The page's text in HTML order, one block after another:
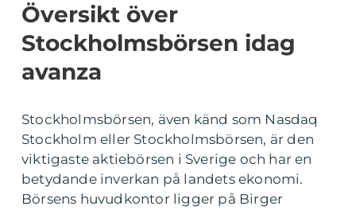
Översikt över
Stockholmsbörsen idag
avanza
Stockholmsbörsen, även känd som Nasdaq
Stockholm eller Stockholmsbörsen, är den
viktigaste aktiebörsen i Sverige och har en
betydande inverkan på landets ekonomi.
Börsens huvudkontor ligger på Birger